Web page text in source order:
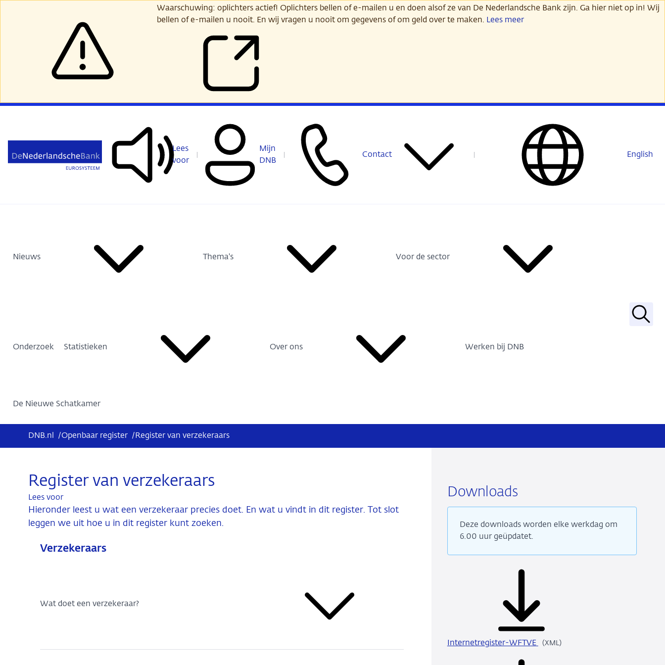
Waarschuwing: oplichters actief! Oplichters bellen of e-mailen u en doen alsof ze van De Nederlandsche Bank zijn. Ga hier niet op in! Wij
bellen of e-mailen u nooit. En wij vragen u nooit om gegevens of om geld over te maken. Lees meer
Lees
voor
Mijn
DNB
Contact English
Nieuws Thema's Voor de sector
Onderzoek Statistieken Over ons Werken bij DNB
De Nieuwe Schatkamer
Zoek
DNB.nl /Openbaar register / Register van verzekeraars
Register van verzekeraars
Lees voor
Hieronder leest u wat een verzekeraar precies doet. En wat u vindt in dit register. Tot slot
leggen we uit hoe u in dit register kunt zoeken.
Verzekeraars
Wat doet een verzekeraar?
Downloads
Deze downloads worden elke werkdag om
6.00 uur geüpdatet.
Internetregister-WFTVEXML
(XML)